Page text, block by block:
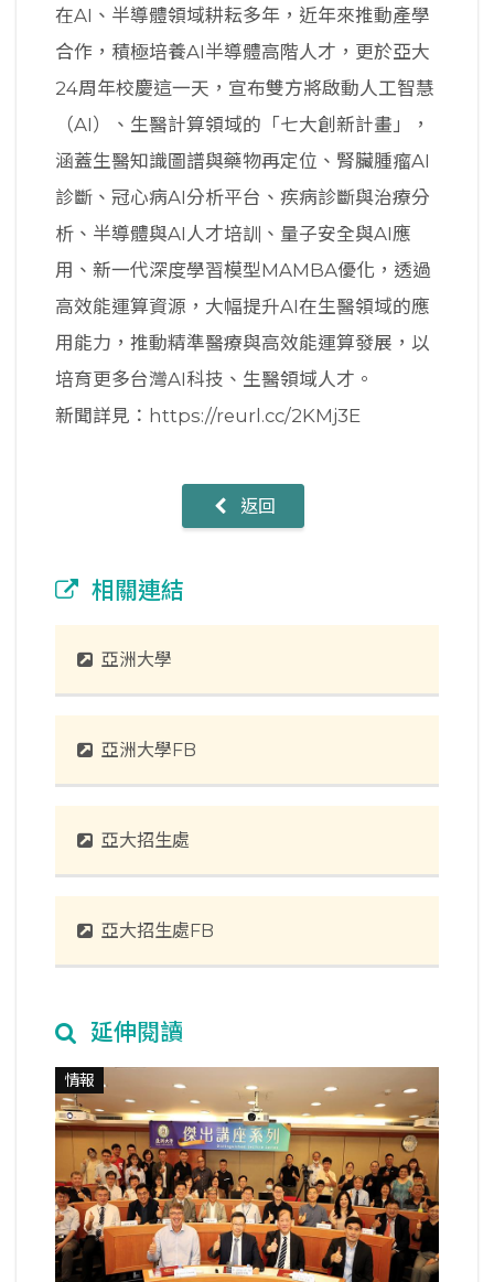
在AI、半導體領域耕耘多年，近年來推動產學
合作，積極培養AI半導體高階人才，更於亞大
24周年校慶這一天，宣布雙方將啟動人工智慧
（AI）、生醫計算領域的「七大創新計畫」，
涵蓋生醫知識圖譜與藥物再定位、腎臟腫瘤AI
診斷、冠心病AI分析平台、疾病診斷與治療分
析、半導體與AI人才培訓、量子安全與AI應
用、新一代深度學習模型MAMBA優化，透過
高效能運算資源，大幅提升AI在生醫領域的應
用能力，推動精準醫療與高效能運算發展，以
培育更多台灣AI科技、生醫領域人才。
新聞詳見：https://reurl.cc/2KMj3E
返回
相關連結
亞洲大學
亞洲大學FB
亞大招生處
亞大招生處FB
延伸閱讀
情報